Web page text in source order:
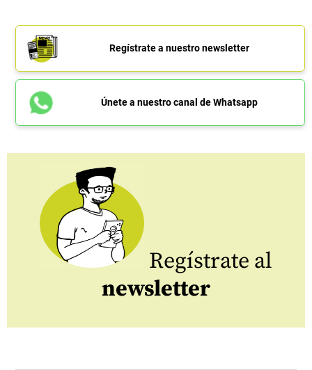
Regístrate a nuestro newsletter
Únete a nuestro canal de Whatsapp
Regístrate al
newsletter